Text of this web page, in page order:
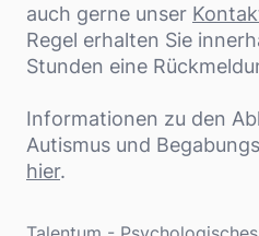
auch gerne unser
Regel erhalten Sie
Stunden eine
Informationen zu den
Autismus und
hier.
Adresse